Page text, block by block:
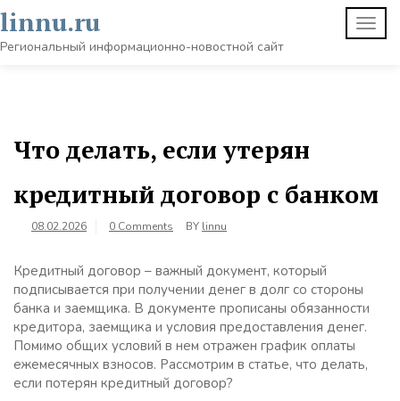
Skip
to
content
linnu.ru
Региональный информационно-новостной сайт
Что делать, если утерян
кредитный договор с банком
08.02.2026 0 Comments BY linnu
Кредитный договор – важный документ, который
подписывается при получении денег в долг со стороны
банка и заемщика. В документе прописаны обязанности
кредитора, заемщика и условия предоставления денег.
Помимо общих условий в нем отражен график оплаты
ежемесячных взносов. Рассмотрим в статье, что делать,
если потерян кредитный договор?